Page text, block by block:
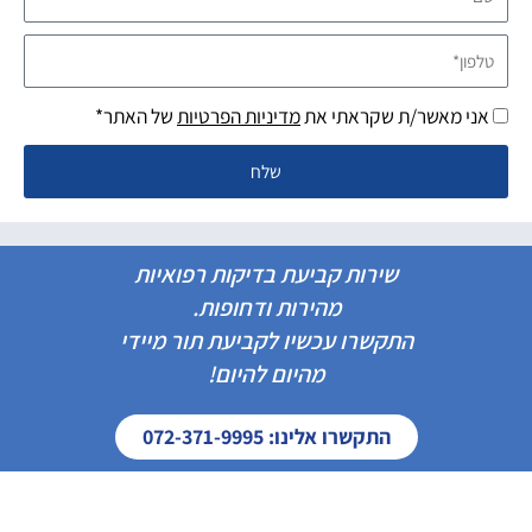
טלפון*
אני מאשר/ת שקראתי אתמדיניות הפרטיותשל האתר*
שלח
שירות קביעת בדיקות רפואיות
מהירות ודחופות.
התקשרו עכשיו לקביעת תור מיידי
מהיום להיום!
התקשרו אלינו: 072-371-9995